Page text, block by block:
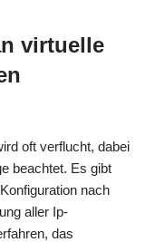
virtuelle
oft verflucht, dabei
beachtet. Es gibt
nach
aller Ip-
das